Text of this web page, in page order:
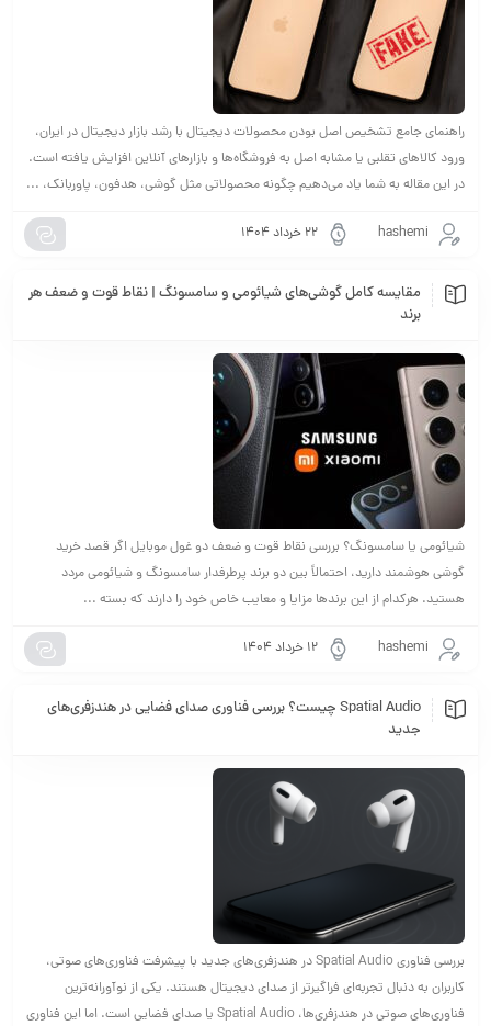
راهنمای جامع تشخیص اصل بودن محصولات دیجیتال با رشد بازار دیجیتال در ایران،
ورود کالاهای تقلبی یا مشابه اصل به فروشگاه‌ها و بازارهای آنلاین افزایش یافته است.
در این مقاله به شما یاد می‌دهیم چگونه محصولاتی مثل گوشی، هدفون، پاوربانک، ...
hashemi ۲۲ خرداد ۱۴۰۴
مقایسه کامل گوشی‌های شیائومی و سامسونگ | نقاط قوت و ضعف هر
برند
شیائومی یا سامسونگ؟ بررسی نقاط قوت و ضعف دو غول موبایل اگر قصد خرید
گوشی هوشمند دارید، احتمالاً بین دو برند پرطرفدار سامسونگ و شیائومی مردد
هستید. هرکدام از این برندها مزایا و معایب خاص خود را دارند که بسته ...
hashemi ۱۲ خرداد ۱۴۰۴
Spatial Audio چیست؟ بررسی فناوری صدای فضایی در هندزفری‌های
جدید
بررسی فناوری Spatial Audio در هندزفری‌های جدید با پیشرفت فناوری‌های صوتی،
کاربران به دنبال تجربه‌ای فراگیرتر از صدای دیجیتال هستند. یکی از نوآورانه‌ترین
فناوری‌های صوتی در هندزفری‌ها، Spatial Audio یا صدای فضایی است. اما این فناوری